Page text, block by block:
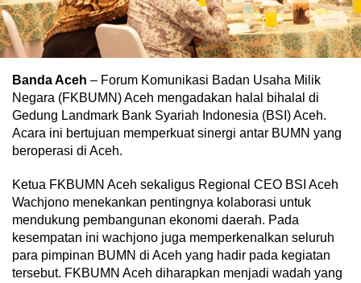
Banda Aceh – Forum Komunikasi Badan Usaha Milik
Negara (FKBUMN) Aceh mengadakan halal bihalal di
Gedung Landmark Bank Syariah Indonesia (BSI) Aceh.
Acara ini bertujuan memperkuat sinergi antar BUMN yang
beroperasi di Aceh.
Ketua FKBUMN Aceh sekaligus Regional CEO BSI Aceh
Wachjono menekankan pentingnya kolaborasi untuk
mendukung pembangunan ekonomi daerah. Pada
kesempatan ini wachjono juga memperkenalkan seluruh
para pimpinan BUMN di Aceh yang hadir pada kegiatan
tersebut. FKBUMN Aceh diharapkan menjadi wadah yang